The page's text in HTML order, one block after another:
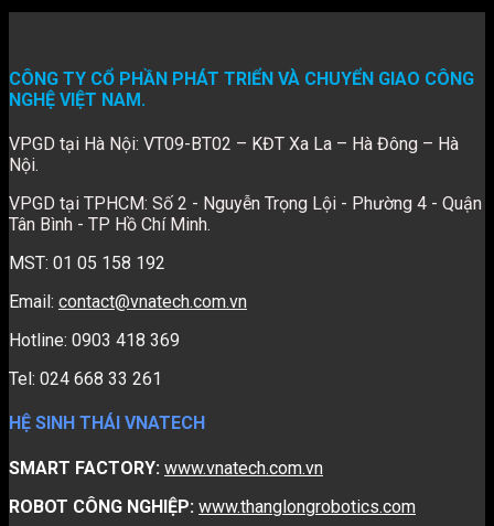
CÔNG TY CỔ PHẦN PHÁT TRIỂN VÀ CHUYỂN GIAO CÔNG
NGHỆ VIỆT NAM.
VPGD tại Hà Nội: VT09-BT02 – KĐT Xa La – Hà Đông – Hà
Nội.
VPGD tại TPHCM: Số 2 - Nguyễn Trọng Lội - Phường 4 - Quận
Tân Bình - TP Hồ Chí Minh.
MST: 01 05 158 192
Email: contact@vnatech.com.vn
Hotline: 0903 418 369
Tel: 024 668 33 261
HỆ SINH THÁI VNATECH
SMART FACTORY: www.vnatech.com.vn
ROBOT CÔNG NGHIỆP: www.thanglongrobotics.com